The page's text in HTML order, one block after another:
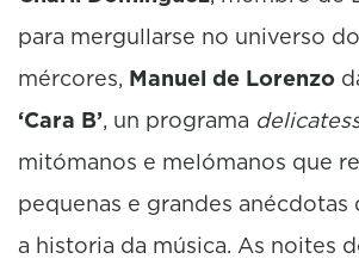
para mergullarse no universo
mércores, Manuel de Lorenzo
‘Cara B’, un programa
mitómanos e melómanos que
pequenas e grandes anécdotas
a historia da música. As noites